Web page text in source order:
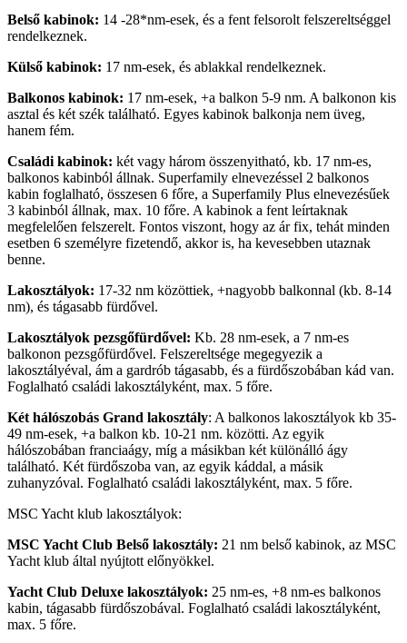
Belső kabinok: 14 -28*nm-esek, és a fent felsorolt felszereltséggel
rendelkeznek.
Külső kabinok: 17 nm-esek, és ablakkal rendelkeznek.
Balkonos kabinok: 17 nm-esek, +a balkon 5-9 nm. A balkonon kis
asztal és két szék található. Egyes kabinok balkonja nem üveg,
hanem fém.
Családi kabinok: két vagy három összenyitható, kb. 17 nm-es,
balkonos kabinból állnak. Superfamily elnevezéssel 2 balkonos
kabin foglalható, összesen 6 főre, a Superfamily Plus elnevezésűek
3 kabinból állnak, max. 10 főre. A kabinok a fent leírtaknak
megfelelően felszerelt. Fontos viszont, hogy az ár fix, tehát minden
esetben 6 személyre fizetendő, akkor is, ha kevesebben utaznak
benne.
Lakosztályok: 17-32 nm közöttiek, +nagyobb balkonnal (kb. 8-14
nm), és tágasabb fürdővel.
Lakosztályok pezsgőfürdővel: Kb. 28 nm-esek, a 7 nm-es
balkonon pezsgőfürdővel. Felszereltsége megegyezik a
lakosztályéval, ám a gardrób tágasabb, és a fürdőszobában kád van.
Foglalható családi lakosztályként, max. 5 főre.
Két hálószobás Grand lakosztály: A balkonos lakosztályok kb 35-
49 nm-esek, +a balkon kb. 10-21 nm. közötti. Az egyik
hálószobában franciaágy, míg a másikban két különálló ágy
található. Két fürdőszoba van, az egyik káddal, a másik
zuhanyzóval. Foglalható családi lakosztályként, max. 5 főre.
MSC Yacht klub lakosztályok:
MSC Yacht Club Belső lakosztály: 21 nm belső kabinok, az MSC
Yacht klub által nyújtott előnyökkel.
Yacht Club Deluxe lakosztályok: 25 nm-es, +8 nm-es balkonos
kabin, tágasabb fürdőszobával. Foglalható családi lakosztályként,
max. 5 főre.